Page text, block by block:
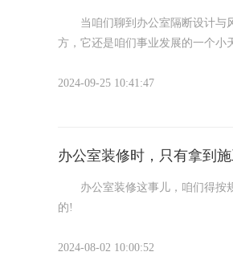
当咱们聊到办公室隔断设计与风
方，它还是咱们事业发展的一个小
说到隔断设计，那可是办公室布
2024-09-25 10:41:47
办公室装修时，只有拿到
办公室装修这事儿，咱们得按规
的!
想象一下，你正准备把办公室打
2024-08-02 10:00:52